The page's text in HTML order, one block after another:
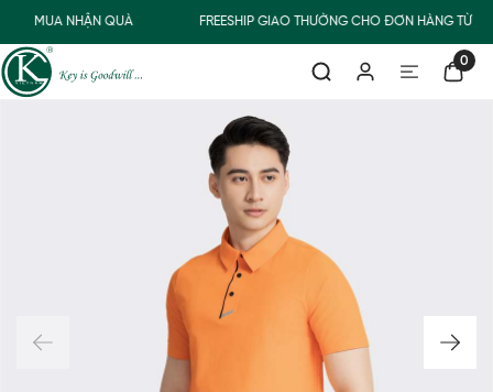
MUA NHẬN QUÀ FREESHIP GIAO THƯỜNG CHO ĐƠN HÀNG TỪ
0